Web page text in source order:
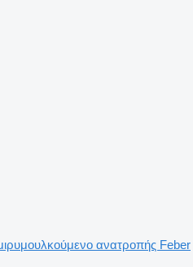
ανατροπής Feber